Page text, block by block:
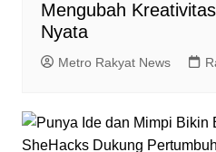
Mengubah
Nyata
Metro Rakyat News